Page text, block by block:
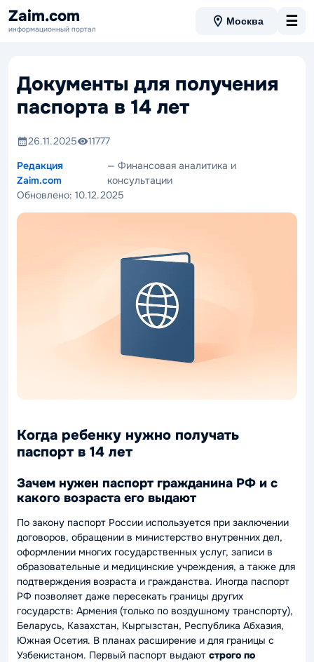
Zaim.com
информационный портал
Москва ☰
Документы для получения
паспорта в 14 лет
26.11.2025
11777
Редакция
Zaim.com
— Финансовая аналитика и
консультации
Обновлено: 10.12.2025
Когда ребенку нужно получать
паспорт в 14 лет
Зачем нужен паспорт гражданина РФ и с
какого возраста его выдают
По закону паспорт России используется при заключении
договоров, обращении в министерство внутренних дел,
оформлении многих государственных услуг, записи в
образовательные и медицинские учреждения, а также для
подтверждения возраста и гражданства. Иногда паспорт
РФ позволяет даже пересекать границы других
государств: Армения (только по воздушному транспорту),
Беларусь, Казахстан, Кыргызстан, Республика Абхазия,
Южная Осетия. В планах расширение и для границы с
Узбекистаном. Первый паспорт выдают строго по